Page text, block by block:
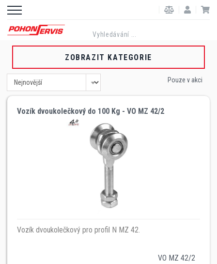
ZOBRAZIT KATEGORIE
Pouze v akci
Vozík dvoukolečkový do 100 Kg - VO MZ 42/2
Vozík dvoukolečkový pro profil N MZ 42.
VO MZ 42/2